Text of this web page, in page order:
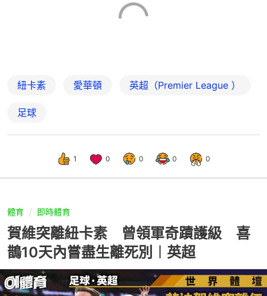
紐卡素 愛華頓 英超（Premier League ）
足球
1 0 0 0 0
體育 即時體育
賀維突離紐卡素 曾領軍奇蹟護級 喜
鵲10天內嘗盡生離死別︱英超